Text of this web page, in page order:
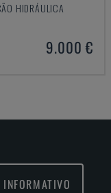
HIDRÁULICA
9.000 €